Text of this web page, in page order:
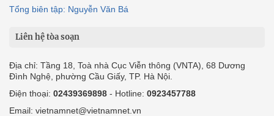
Tổng biên tập: Nguyễn Văn Bá
Liên hệ tòa soạn
Địa chỉ: Tầng 18, Toà nhà Cục Viễn thông (VNTA), 68 Dương
Đình Nghệ, phường Cầu Giấy, TP. Hà Nội.
Điện thoại: 02439369898 - Hotline: 0923457788
Email: vietnamnet@vietnamnet.vn